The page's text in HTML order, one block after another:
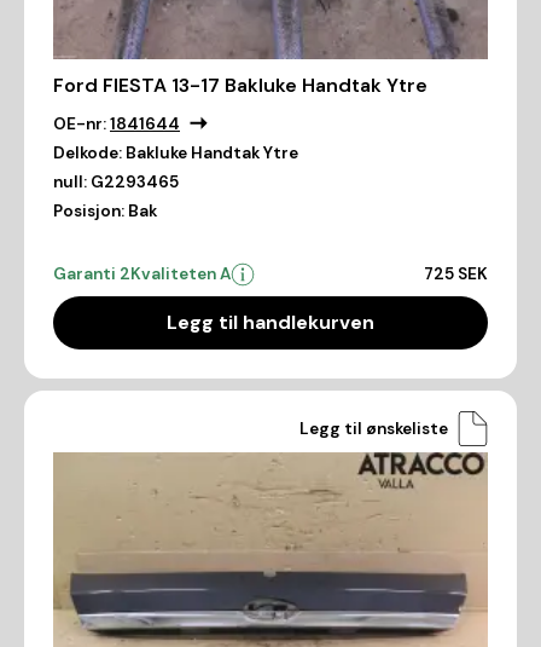
Ford FIESTA 13-17 Bakluke Handtak Ytre
OE-nr:1841644
Delkode: Bakluke Handtak Ytre
null: G2293465
Posisjon: Bak
Garanti 2Kvaliteten A 725 SEK
Legg til handlekurven
Legg til ønskeliste